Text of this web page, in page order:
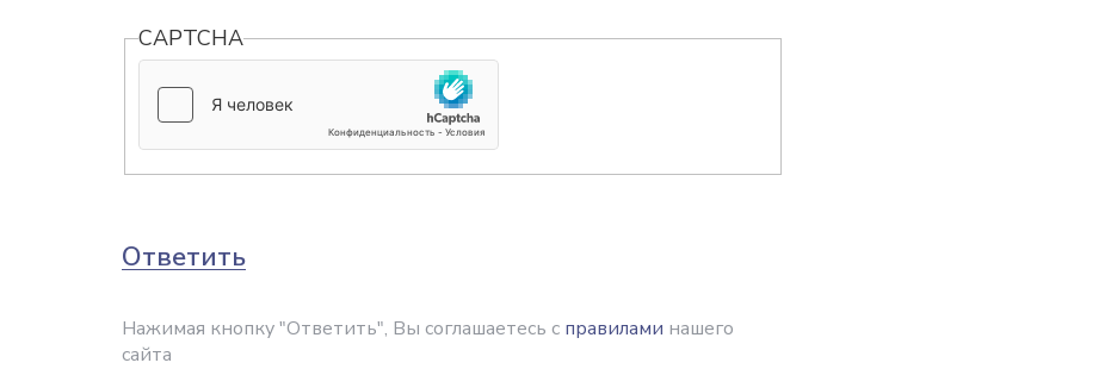
CAPTCHA
Ответить
Нажимая кнопку "Ответить", Вы соглашаетесь с правилами нашего
сайта